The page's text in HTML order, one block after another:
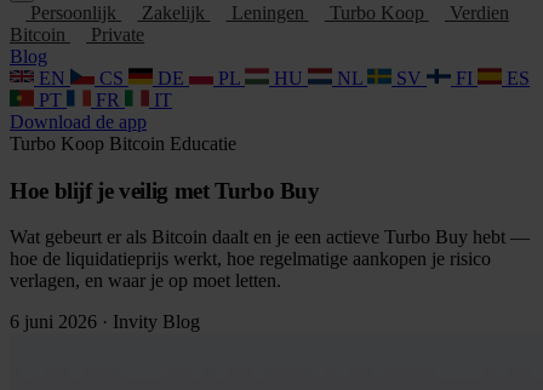
Persoonlijk Zakelijk Leningen Turbo Koop
Verdien
Bitcoin
Private
Blog
EN
CS DE PL HU NL SV FI
ES
PT
FR
IT
Download de app
Turbo Koop Bitcoin Educatie
Hoe blijf je veilig met Turbo Buy
Wat gebeurt er als Bitcoin daalt en je een actieve Turbo Buy hebt —
hoe de liquidatieprijs werkt, hoe regelmatige aankopen je risico
verlagen, en waar je op moet letten.
6 juni 2026 · Invity Blog